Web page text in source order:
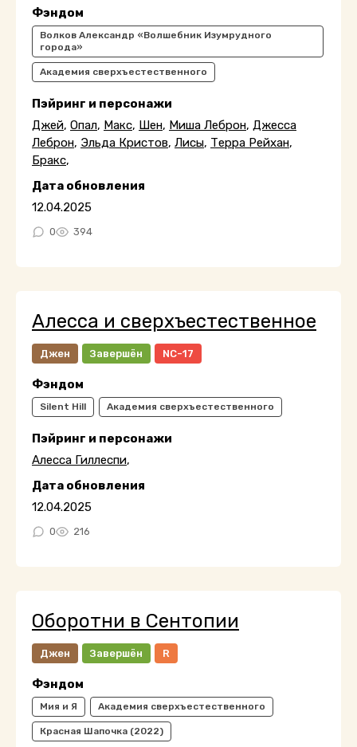
Фэндом
Волков Александр «Волшебник Изумрудного
города»
Академия сверхъестественного
Пэйринг и персонажи
Джей, Опал, Макс, Шен, Миша Леброн, Джесса
Леброн, Эльда Кристов, Лисы, Терра Рейхан,
Бракс,
Дата обновления
12.04.2025
0 394
Алесса и сверхъестественное
Джен Завершён NC-17
Фэндом
Silent Hill Академия сверхъестественного
Пэйринг и персонажи
Алесса Гиллеспи,
Дата обновления
12.04.2025
0 216
Оборотни в Сентопии
Джен Завершён R
Фэндом
Мия и Я Академия сверхъестественного
Красная Шапочка (2022)